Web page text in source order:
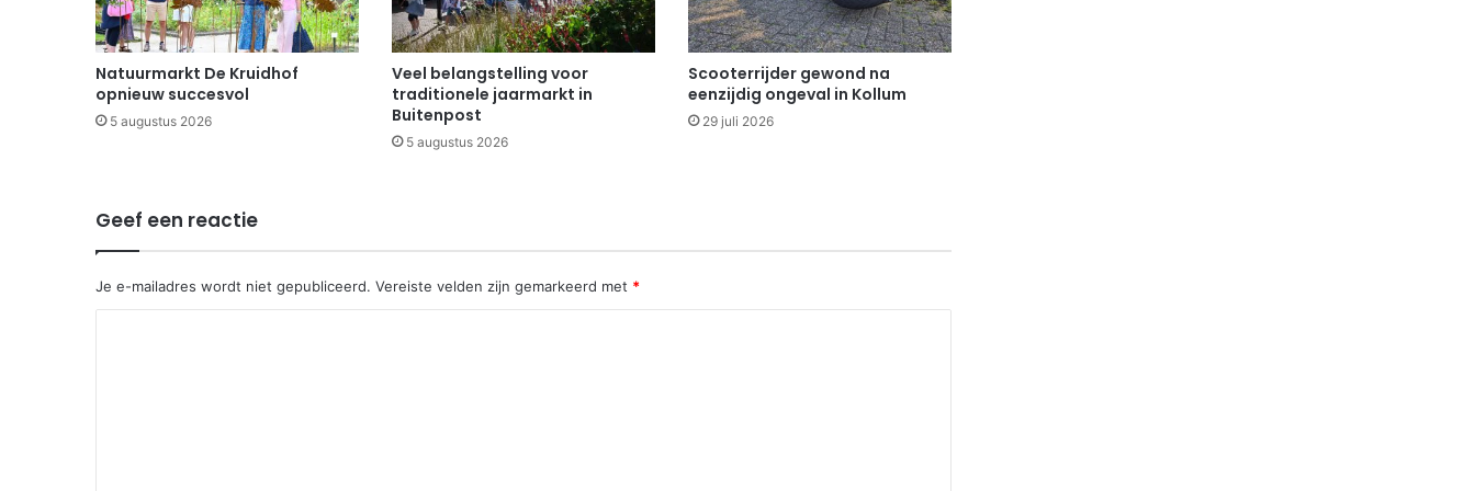
Natuurmarkt De Kruidhof
opnieuw succesvol
5 augustus 2026
Veel belangstelling voor
traditionele jaarmarkt in
Buitenpost
5 augustus 2026
Scooterrijder gewond na
eenzijdig ongeval in Kollum
29 juli 2026
Geef een reactie
Je e-mailadres wordt niet gepubliceerd. Vereiste velden zijn gemarkeerd met *